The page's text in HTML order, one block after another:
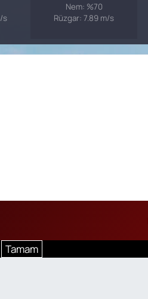
s
Nem: %70
Rüzgar: 7.89 m/s
Tamam